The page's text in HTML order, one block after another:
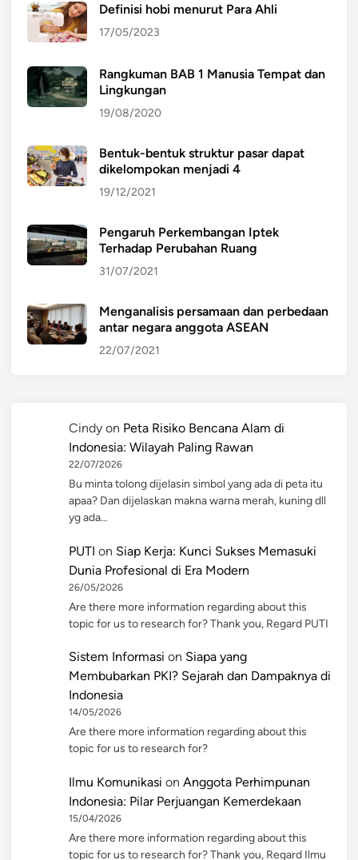
Definisi hobi menurut Para Ahli
17/05/2023
Rangkuman BAB 1 Manusia Tempat dan
Lingkungan
19/08/2020
Bentuk-bentuk struktur pasar dapat
dikelompokan menjadi 4
19/12/2021
Pengaruh Perkembangan Iptek
Terhadap Perubahan Ruang
31/07/2021
Menganalisis persamaan dan perbedaan
antar negara anggota ASEAN
22/07/2021
Cindy on Peta Risiko Bencana Alam di
Indonesia: Wilayah Paling Rawan
22/07/2026
Bu minta tolong dijelasin simbol yang ada di peta itu
apaa? Dan dijelaskan makna warna merah, kuning dll
yg ada…
PUTI on Siap Kerja: Kunci Sukses Memasuki
Dunia Profesional di Era Modern
26/05/2026
Are there more information regarding about this
topic for us to research for? Thank you, Regard PUTI
Sistem Informasi on Siapa yang
Membubarkan PKI? Sejarah dan Dampaknya di
Indonesia
14/05/2026
Are there more information regarding about this
topic for us to research for?
Ilmu Komunikasi on Anggota Perhimpunan
Indonesia: Pilar Perjuangan Kemerdekaan
15/04/2026
Are there more information regarding about this
topic for us to research for? Thank you, Regard Ilmu